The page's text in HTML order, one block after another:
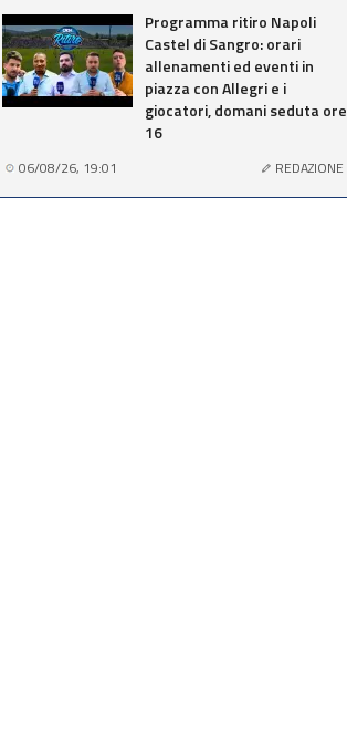
Programma ritiro Napoli
Castel di Sangro: orari
allenamenti ed eventi in
piazza con Allegri e i
giocatori, domani seduta ore
16
06/08/26, 19:01 REDAZIONE